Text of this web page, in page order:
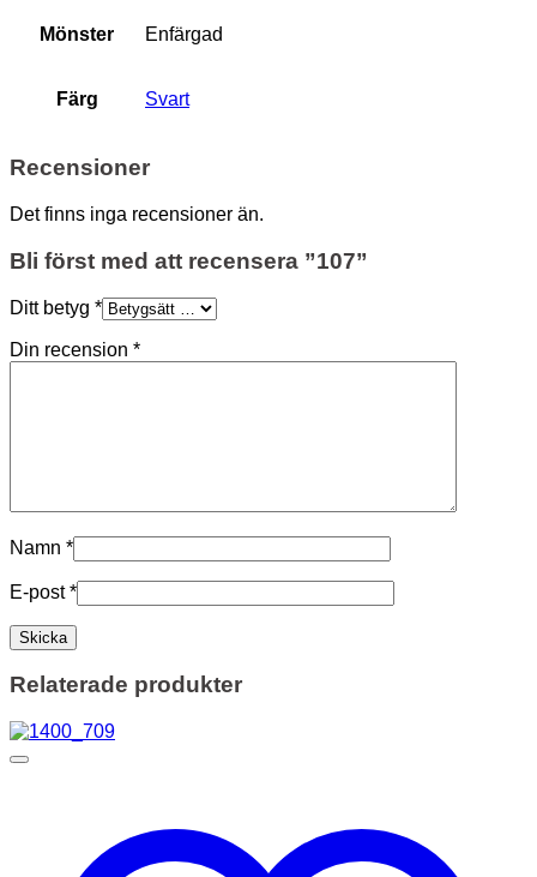
Mönster Enfärgad
Färg Svart
Recensioner
Det finns inga recensioner än.
Bli först med att recensera ”107”
Ditt betyg *
Din recension *
Namn *
E-post*
Relaterade produkter